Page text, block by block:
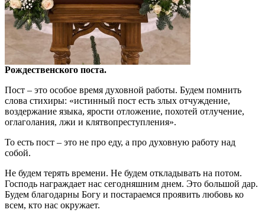
Рождественского поста.
Пост – это особое время духовной работы. Будем помнить
слова стихиры: «истинный пост есть злых отчуждение,
воздержание языка, ярости отложение, похотей отлучение,
оглаголания, лжи и клятвопреступления».
То есть пост – это не про еду, а про духовную работу над
собой.
Не будем терять времени. Не будем откладывать на потом.
Господь награждает нас сегодняшним днем. Это большой дар.
Будем благодарны Богу и постараемся проявить любовь ко
всем, кто нас окружает.